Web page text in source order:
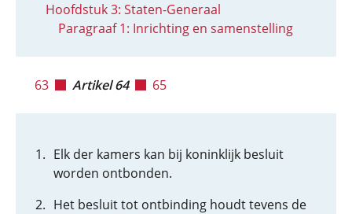
Hoofdstuk 3: Staten-Generaal
Paragraaf 1: Inrichting en samenstelling
63 Artikel 64 65
Elk der kamers kan bij koninklijk besluit
worden ontbonden.
Het besluit tot ontbinding houdt tevens de